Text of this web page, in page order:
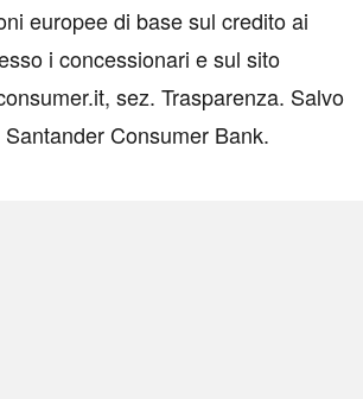
europee di base sul credito ai
i concessionari e sul sito
sez. Trasparenza. Salvo
Consumer Bank.